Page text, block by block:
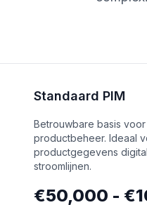
Standaard PIM
Betrouwbare basis
productbeheer. Ideaal
productgegevens
stroomlijnen.
€50,000 -